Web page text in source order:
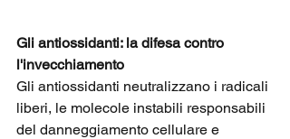
Gli antiossidanti: la difesa contro
l'invecchiamento
Gli antiossidanti neutralizzano i radicali
liberi, le molecole instabili responsabili
del danneggiamento cellulare e